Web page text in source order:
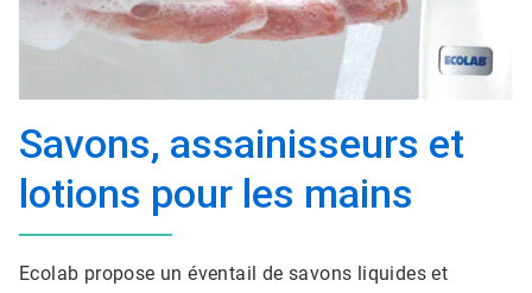
Savons, assainisseurs et
lotions pour les mains
Ecolab propose un éventail de savons liquides et